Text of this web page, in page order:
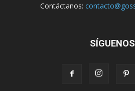
Contáctanos:
SÍGUENOS